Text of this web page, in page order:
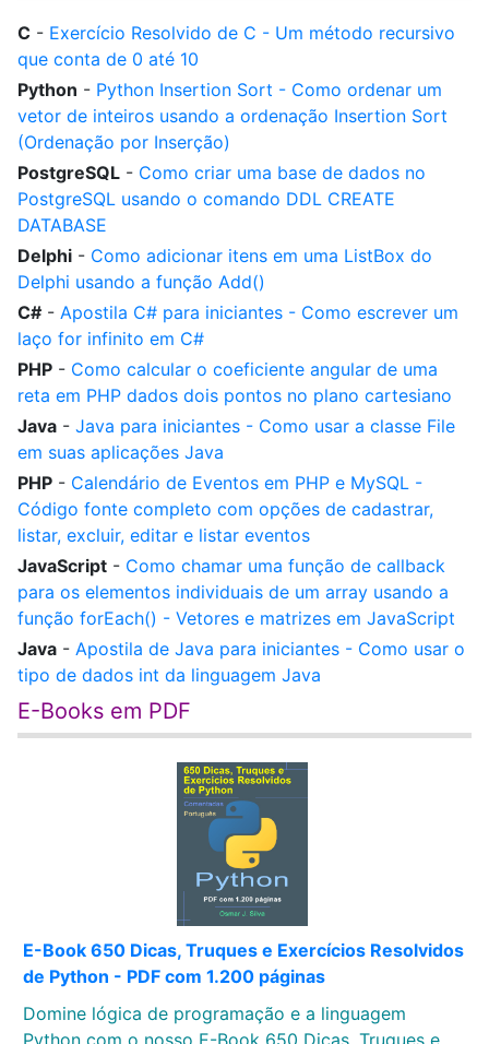
C - Exercício Resolvido de C - Um método recursivo
que conta de 0 até 10
Python - Python Insertion Sort - Como ordenar um
vetor de inteiros usando a ordenação Insertion Sort
(Ordenação por Inserção)
PostgreSQL - Como criar uma base de dados no
PostgreSQL usando o comando DDL CREATE
DATABASE
Delphi - Como adicionar itens em uma ListBox do
Delphi usando a função Add()
C# - Apostila C# para iniciantes - Como escrever um
laço for infinito em C#
PHP - Como calcular o coeficiente angular de uma
reta em PHP dados dois pontos no plano cartesiano
Java - Java para iniciantes - Como usar a classe File
em suas aplicações Java
PHP - Calendário de Eventos em PHP e MySQL -
Código fonte completo com opções de cadastrar,
listar, excluir, editar e listar eventos
JavaScript - Como chamar uma função de callback
para os elementos individuais de um array usando a
função forEach() - Vetores e matrizes em JavaScript
Java - Apostila de Java para iniciantes - Como usar o
tipo de dados int da linguagem Java
E-Books em PDF
E-Book 650 Dicas, Truques e Exercícios Resolvidos
de Python - PDF com 1.200 páginas
Domine lógica de programação e a linguagem
Python com o nosso E-Book 650 Dicas, Truques e